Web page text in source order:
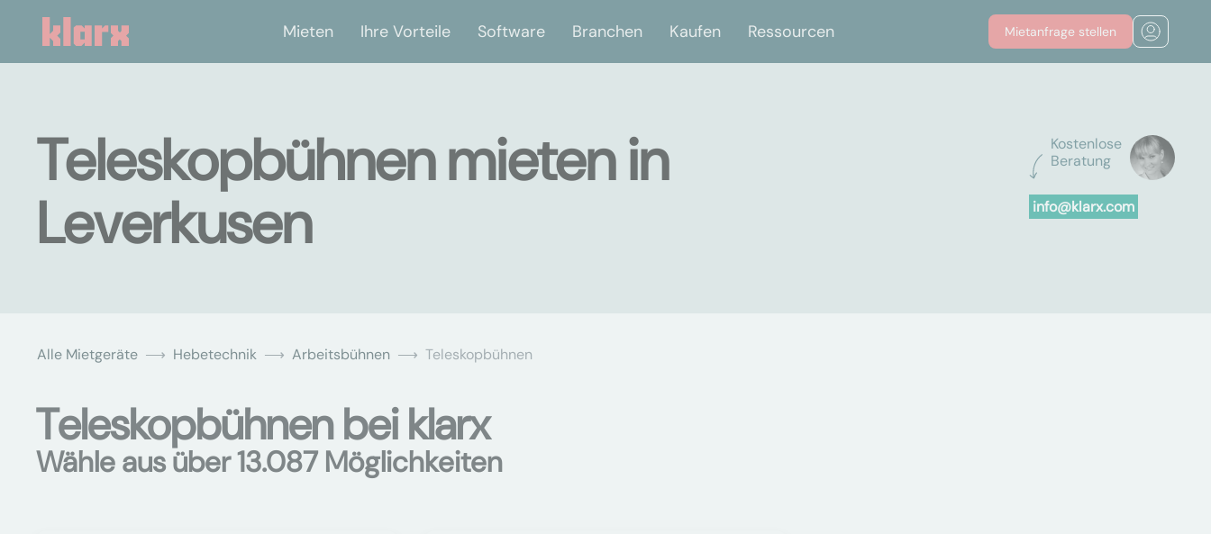
Mieten Ihre Vorteile Software Branchen Kaufen Ressourcen Mietanfrage stellen
Kostenlose
Beratung
info@klarx.com
Teleskopbühnen mieten in
Leverkusen
Alle Mietgeräte Hebetechnik Arbeitsbühnen Teleskopbühnen
Teleskopbühnen bei klarx
Wähle aus über 13.087 Möglichkeiten